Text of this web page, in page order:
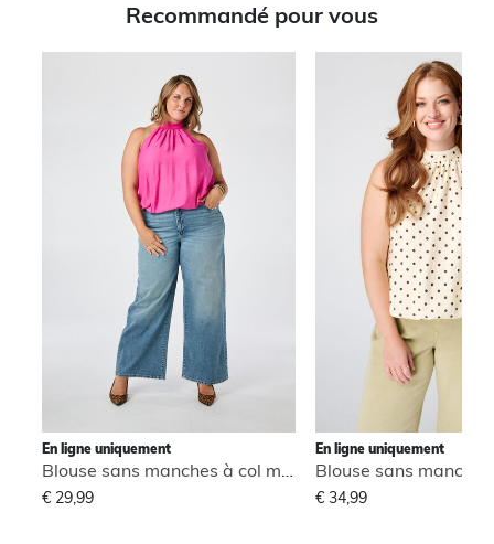
Recommandé pour vous
En ligne uniquement
Blouse sans manches à col montant
€ 29,99
En ligne uniquement
€ 34,99